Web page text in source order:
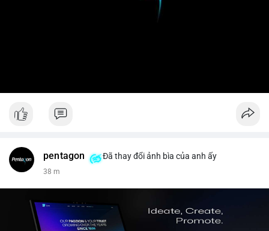
pentagon Đã thay đổi ảnh bìa của anh ấy
38 m